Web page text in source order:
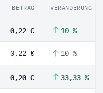
BETRAG VERÄNDERUNG
0,22 € 10 %
0,22 € 10 %
0,20 € 33,33 %